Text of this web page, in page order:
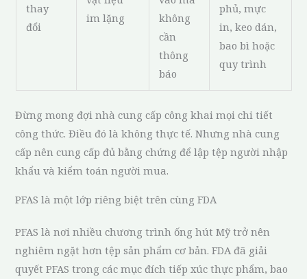
thay
đổi
im lặng
không
cần
thông
báo
phủ, mực
in, keo dán,
bao bì hoặc
quy trình
Đừng mong đợi nhà cung cấp công khai mọi chi tiết
công thức. Điều đó là không thực tế. Nhưng nhà cung
cấp nên cung cấp đủ bằng chứng để lập tệp người nhập
khẩu và kiểm toán người mua.
PFAS là một lớp riêng biệt trên cùng FDA
PFAS là nơi nhiều chương trình ống hút Mỹ trở nên
nghiêm ngặt hơn tệp sản phẩm cơ bản. FDA đã giải
quyết PFAS trong các mục đích tiếp xúc thực phẩm, bao